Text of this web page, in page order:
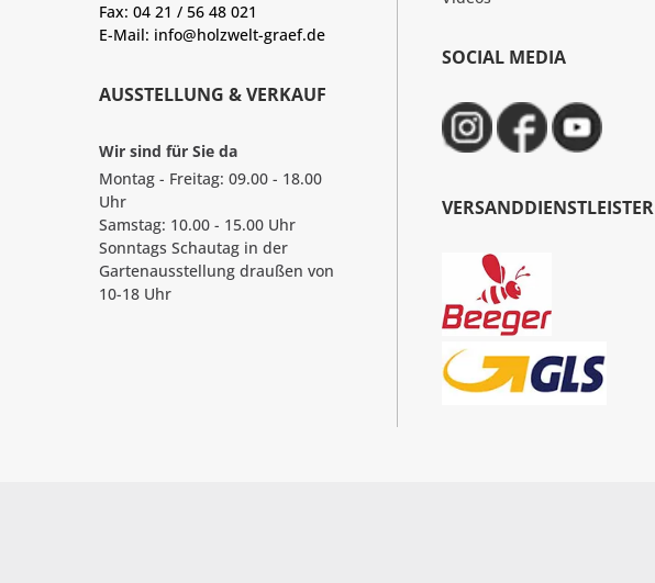
Fax: 04 21 / 56 48 021
E-Mail: info@holzwelt-graef.de
AUSSTELLUNG & VERKAUF
Wir sind für Sie da
Montag - Freitag: 09.00 - 18.00
Uhr
Samstag: 10.00 - 15.00 Uhr
Sonntags Schautag in der
Gartenausstellung draußen von
10-18 Uhr
SOCIAL MEDIA
VERSANDDIENSTLEISTER